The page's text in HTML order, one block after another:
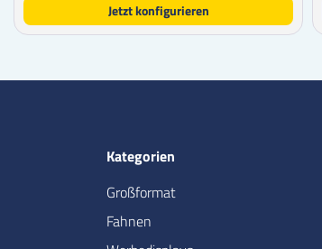
Jetzt konfigurieren
Kategorien
Großformat
Fahnen